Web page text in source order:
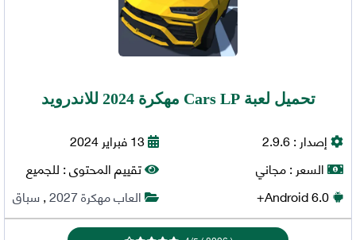
تحميل لعبة Cars LP مهكرة 2024 للاندرويد
إصدار :2.9.6
السعر :مجاني
Android6.0+
13 فبراير 2024
تقييم المحتوى :للجميع
العاب مهكرة 2027
,سباق